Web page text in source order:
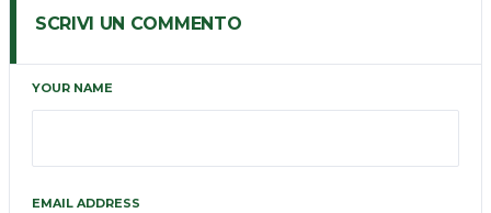
SCRIVI UN COMMENTO
YOUR NAME
EMAIL ADDRESS